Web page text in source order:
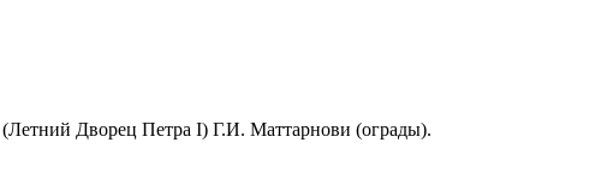
Д.Трезини (Летний Дворец Петра